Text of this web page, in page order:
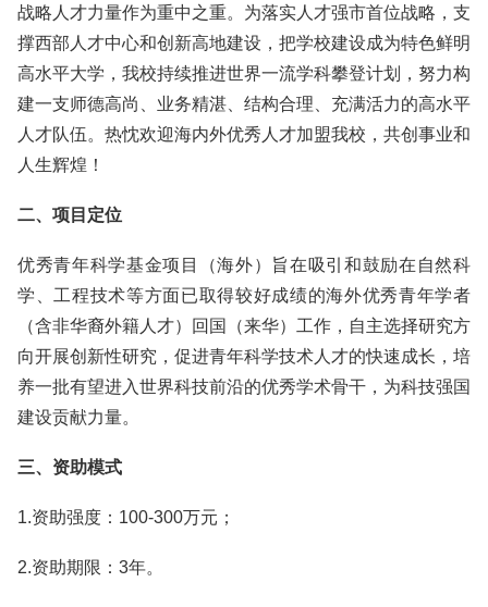
战略人才力量作为重中之重。为落实人才强市首位战略，支
撑西部人才中心和创新高地建设，把学校建设成为特色鲜明
高水平大学，我校持续推进世界一流学科攀登计划，努力构
建一支师德高尚、业务精湛、结构合理、充满活力的高水平
人才队伍。热忱欢迎海内外优秀人才加盟我校，共创事业和
人生辉煌！
二、项目定位
优秀青年科学基金项目（海外）旨在吸引和鼓励在自然科
学、工程技术等方面已取得较好成绩的海外优秀青年学者
（含非华裔外籍人才）回国（来华）工作，自主选择研究方
向开展创新性研究，促进青年科学技术人才的快速成长，培
养一批有望进入世界科技前沿的优秀学术骨干，为科技强国
建设贡献力量。
三、资助模式
1.资助强度：100-300万元；
2.资助期限：3年。